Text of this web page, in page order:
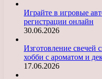
Играйте в игровые
регистрации онлайн
30.06.2026
Изготовление свечей
хобби с ароматом и
17.06.2026